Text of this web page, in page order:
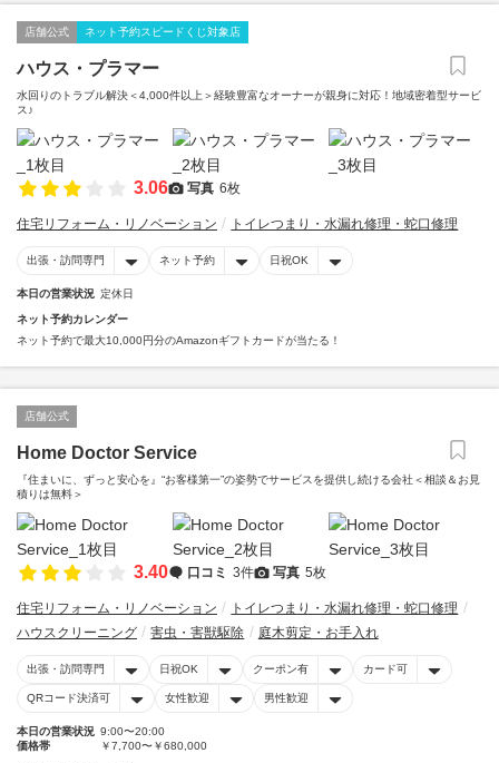
店舗公式 ネット予約スピードくじ対象店
ハウス・プラマー
水回りのトラブル解決＜4,000件以上＞経験豊富なオーナーが親身に対応！地域密着型サービ
ス♪
3.06 写真 6枚
住宅リフォーム・リノベーション トイレつまり・水漏れ修理・蛇口修理
出張・訪問専門 ネット予約 日祝OK
本日の営業状況 定休日
ネット予約カレンダー
ネット予約で最大10,000円分のAmazonギフトカードが当たる！
店舗公式
Home Doctor Service
『住まいに、ずっと安心を』“お客様第一”の姿勢でサービスを提供し続ける会社＜相談＆お見
積りは無料＞
3.40 口コミ 3件 写真 5枚
住宅リフォーム・リノベーション
トイレつまり・水漏れ修理・蛇口修理
ハウスクリーニング
害虫・害獣駆除 庭木剪定・お手入れ
出張・訪問専門 日祝OK クーポン有 カード可
QRコード決済可 女性歓迎 男性歓迎
本日の営業状況 9:00〜20:00
価格帯
￥7,700〜￥680,000